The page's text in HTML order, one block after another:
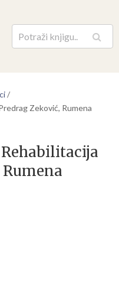
Pretraga
/
Zeković, Rumena